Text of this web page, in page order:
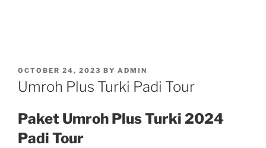
POSTED
ON
OCTOBER 24, 2023 BY ADMIN
Umroh Plus Turki Padi Tour
Paket Umroh Plus Turki 2024
Padi Tour